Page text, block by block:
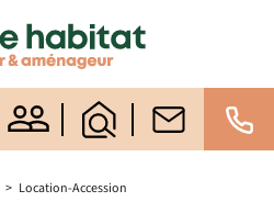
> Location-Accession